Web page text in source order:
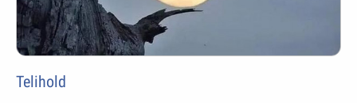
Telihold